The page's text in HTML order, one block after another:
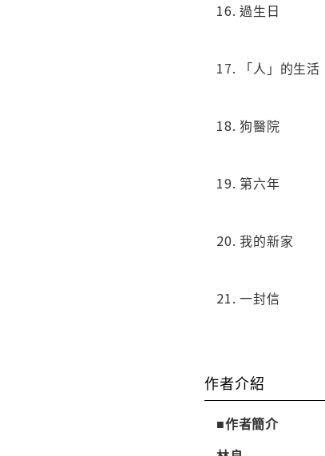
16. 過生日
17. 「人」的生活
18. 狗醫院
19. 第六年
20. 我的新家
21. 一封信
作者介紹
■作者簡介